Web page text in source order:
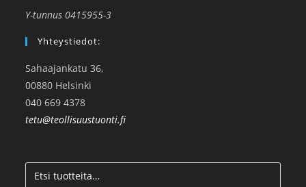
Y-tunnus 0415955-3
Yhteystiedot:
Sahaajankatu 36,
00880 Helsinki
040 669 4378
tetu@teollisuustuonti.fi